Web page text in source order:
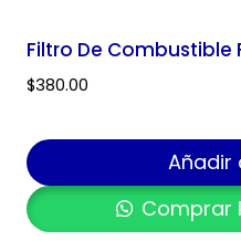
Filtro De Combustible
$380.00
Añadir
Comprar